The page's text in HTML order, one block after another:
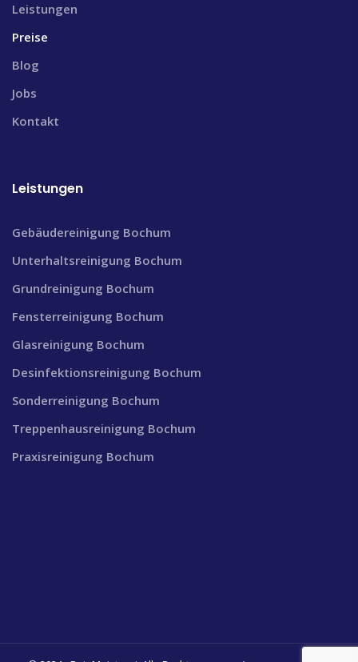
Leistungen
Preise
Blog
Jobs
Kontakt
Leistungen
Gebäudereinigung Bochum
Unterhaltsreinigung Bochum
Grundreinigung Bochum
Fensterreinigung Bochum
Glasreinigung Bochum
Desinfektionsreinigung Bochum
Sonderreinigung Bochum
Treppenhausreinigung Bochum
Praxisreinigung Bochum